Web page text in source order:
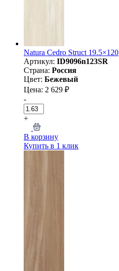
Natura Cedro Struct 19.5×120
Артикул: ID9096n123SR
Страна: Россия
Цвет: Бежевый
Цена: 2 629 ₽
-
+
В корзину
Купить в 1 клик